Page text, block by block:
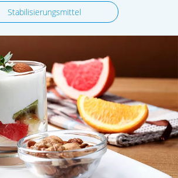
Stabilisierungsmittel